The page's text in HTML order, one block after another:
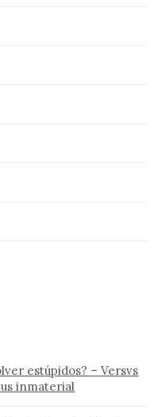
estúpidos? – Versvs
inmaterial